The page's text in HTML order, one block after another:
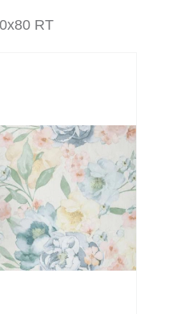
салонов
internet@kdv.ru
звонок
RT